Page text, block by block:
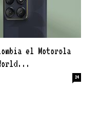
el Motorola
24